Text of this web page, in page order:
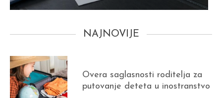
NAJNOVIJE
Overa saglasnosti roditelja za
putovanje deteta u inostranstvo